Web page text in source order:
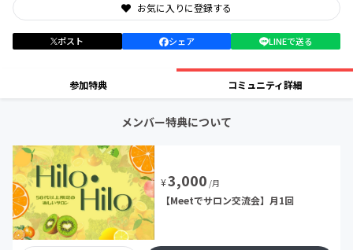
お気に入りに登録する
ポスト シェア LINEで送る
参加特典 コミュニティ詳細
メンバー特典について
¥3,000 /月
【Meetでサロン交流会】月1回